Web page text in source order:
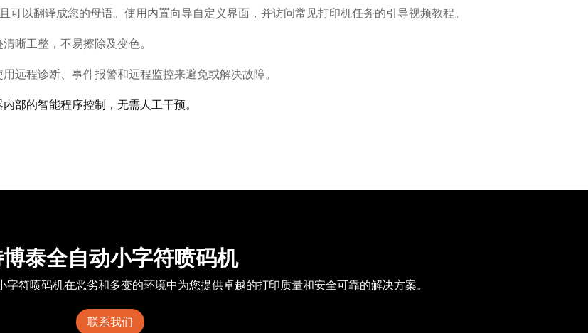
以翻译成您的母语。使用内置向导自定义界面，并访问常见打印机任务的引导视频教程。
晰工整，不易擦除及变色。
远程诊断、事件报警和远程监控来避免或解决故障。
部的智能程序控制，无需人工干预。
泰全自动小字符喷码机
字符喷码机在恶劣和多变的环境中为您提供卓越的打印质量和安全可靠的解决方案。
联系我们